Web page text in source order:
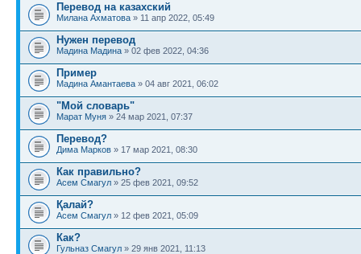
Перевод на казахский
Милана Ахматова » 11 апр 2022, 05:49
Нужен перевод
Мадина Мадина » 02 фев 2022, 04:36
Пример
Мадина Амантаева » 04 авг 2021, 06:02
"Мой словарь"
Марат Муня » 24 мар 2021, 07:37
Перевод?
Дима Марков » 17 мар 2021, 08:30
Как правильно?
Асем Смагул » 25 фев 2021, 09:52
Қалай?
Асем Смагул » 12 фев 2021, 05:09
Как?
Гульназ Смагул » 29 янв 2021, 11:13